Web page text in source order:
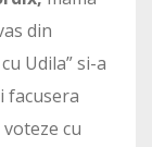
din
Udila” si-a
facusera
cu